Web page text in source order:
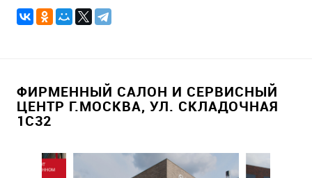
ФИРМЕННЫЙ САЛОН И СЕРВИСНЫЙ
ЦЕНТР Г.МОСКВА, УЛ. СКЛАДОЧНАЯ
1С32